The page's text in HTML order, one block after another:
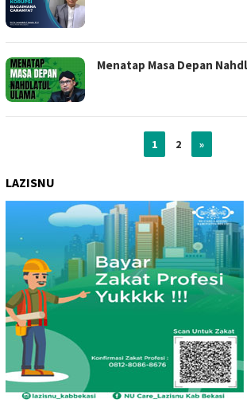
Menatap Masa Depan
1 2 »
LAZISNU